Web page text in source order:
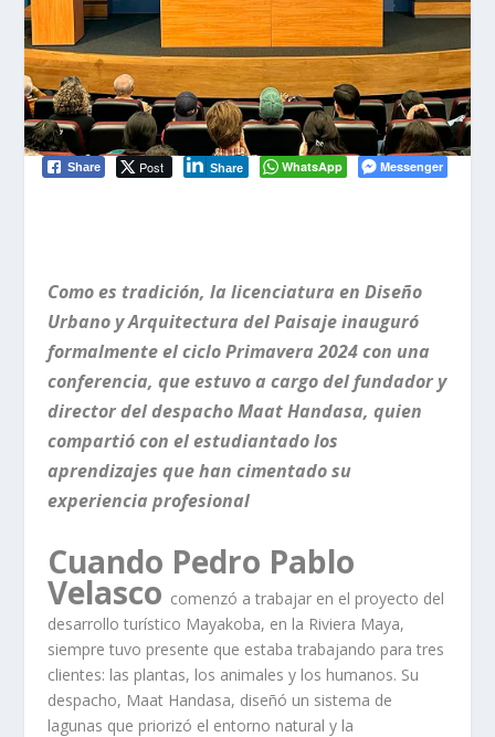
Share Post Share WhatsApp Messenger
Como es tradición, la licenciatura en Diseño
Urbano y Arquitectura del Paisaje inauguró
formalmente el ciclo Primavera 2024 con una
conferencia, que estuvo a cargo del fundador y
director del despacho Maat Handasa, quien
compartió con el estudiantado los
aprendizajes que han cimentado su
experiencia profesional
Cuando Pedro Pablo
Velasco comenzó a trabajar en el proyecto del
desarrollo turístico Mayakoba, en la Riviera Maya,
siempre tuvo presente que estaba trabajando para tres
clientes: las plantas, los animales y los humanos. Su
despacho, Maat Handasa, diseñó un sistema de
lagunas que priorizó el entorno natural y la